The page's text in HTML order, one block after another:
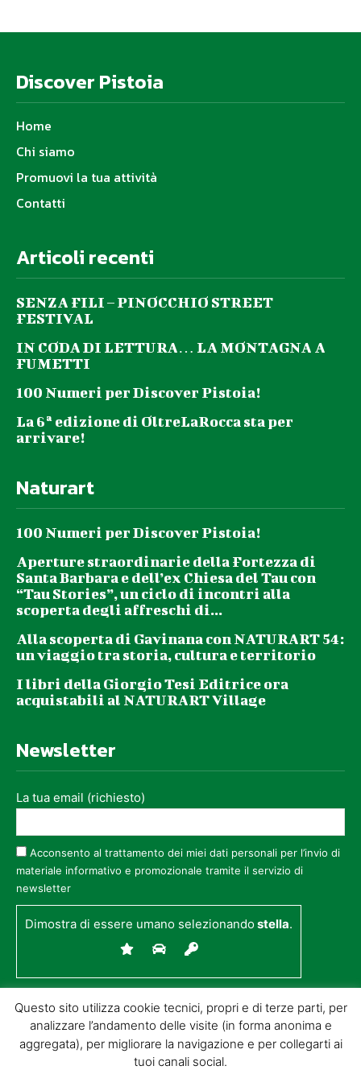
Discover Pistoia
Home
Chi siamo
Promuovi la tua attività
Contatti
Articoli recenti
SENZA FILI – PINOCCHIO STREET
FESTIVAL
IN CODA DI LETTURA… LA MONTAGNA A
FUMETTI
100 Numeri per Discover Pistoia!
La 6ª edizione di OltreLaRocca sta per
arrivare!
Naturart
100 Numeri per Discover Pistoia!
Aperture straordinarie della Fortezza di
Santa Barbara e dell’ex Chiesa del Tau con
“Tau Stories”, un ciclo di incontri alla
scoperta degli affreschi di...
Alla scoperta di Gavinana con NATURART 54:
un viaggio tra storia, cultura e territorio
I libri della Giorgio Tesi Editrice ora
acquistabili al NATURART Village
Newsletter
La tua email (richiesto)
Acconsento al trattamento dei miei dati personali per l’invio di
materiale informativo e promozionale tramite il servizio di
newsletter
Dimostra di essere umano selezionandostella.
Questo sito utilizza cookie tecnici, propri e di terze parti, per
analizzare l’andamento delle visite (in forma anonima e
aggregata), per migliorare la navigazione e per collegarti ai
tuoi canali social.